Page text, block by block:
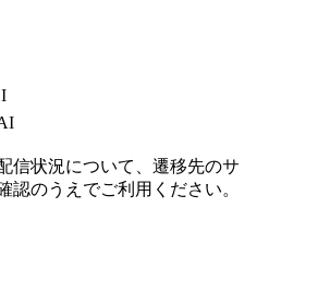
信状況について、遷移先のサ
認のうえでご利用ください。